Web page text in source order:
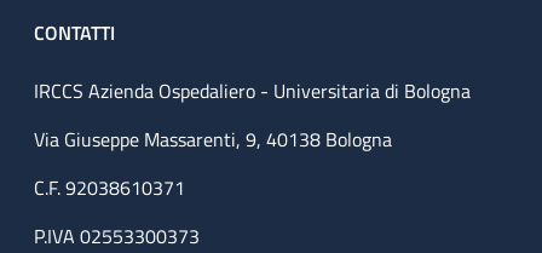
CONTATTI
IRCCS Azienda Ospedaliero - Universitaria di Bologna
Via Giuseppe Massarenti, 9, 40138 Bologna
C.F. 92038610371
P.IVA 02553300373